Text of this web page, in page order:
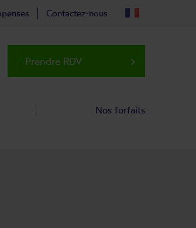
Contactez-nous
Prendre RDV keyboard_arrow_right
Nos forfaits